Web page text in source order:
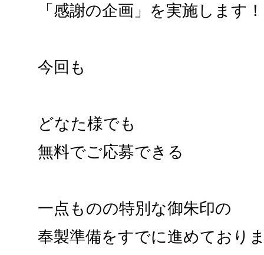
「感謝の企画」を実施します！
今回も
どなた様でも
無料でご応募できる
一点ものの特別な御朱印の
奉製準備をすでに進めており